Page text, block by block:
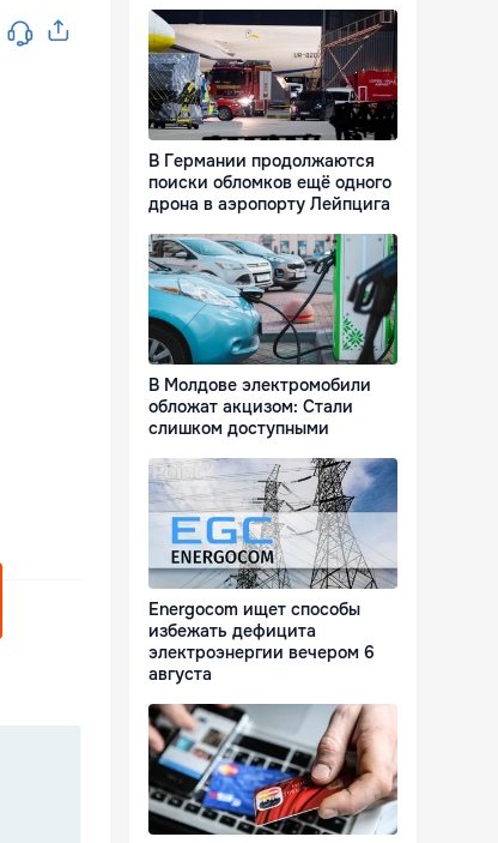
В Германии продолжаются
поиски обломков ещё одного
дрона в аэропорту Лейпцига
В Молдове электромобили
обложат акцизом: Стали
слишком доступными
Energocom ищет способы
избежать дефицита
электроэнергии вечером 6
августа